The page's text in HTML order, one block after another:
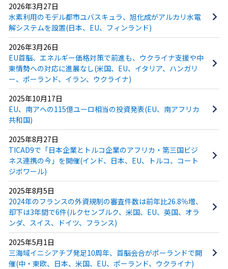
2026年3月27日
水素利用のモデル都市ユバスキュラ、旭化成がアルカリ水電
解システムを設置(日本、EU、フィンランド)
2026年3月26日
EU首脳、エネルギー価格対策で前進も、ウクライナ支援や中
東情勢への対応に進展なし(米国、EU、イタリア、ハンガリ
ー、ポーランド、イラン、ウクライナ)
2025年10月17日
EU、南アへの115億ユーロ相当の投資発表(EU、南アフリカ
共和国)
2025年8月27日
TICAD9で「日本企業とトルコ企業のアフリカ・第三国ビジ
ネス連携の今」を開催(インド、日本、EU、トルコ、コート
ジボワール)
2025年8月5日
2024年のフランスの外資規制の審査件数は前年比26.8％増、
却下は3年間で6件(ルクセンブルク、米国、EU、英国、オラ
ンダ、スイス、ドイツ、フランス)
2025年5月1日
三海域イニシアチブ発足10周年、首脳会合がポーランドで開
催(中・東欧、日本、米国、EU、ポーランド、ウクライナ)